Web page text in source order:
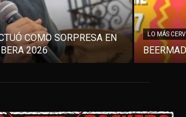
COMO SORPRESA EN
2026
LO MÁS